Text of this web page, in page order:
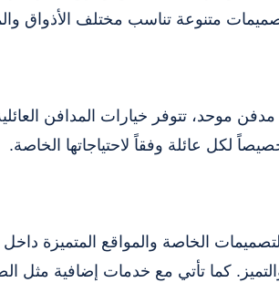
متنوعة تناسب مختلف الأذواق
مدفن موحد، تتوفر خيارات المدافن
لكل عائلة وفقاً لاحتياجاتها الخاصة.
الخاصة والمواقع المتميزة
كما تأتي مع خدمات إضافية مثل